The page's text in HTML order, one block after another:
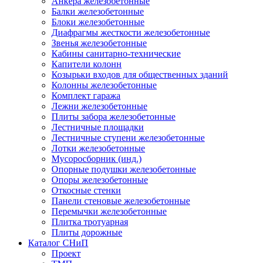
Балки железобетонные
Блоки железобетонные
Диафрагмы жесткости железобетонные
Звенья железобетонные
Кабины санитарно-технические
Капители колонн
Козырьки входов для общественных зданий
Колонны железобетонные
Комплект гаража
Лежни железобетонные
Плиты забора железобетонные
Лестничные площадки
Лестничные ступени железобетонные
Лотки железобетонные
Мусоросборник (инд.)
Опорные подушки железобетонные
Опоры железобетонные
Откосные стенки
Панели стеновые железобетонные
Перемычки железобетонные
Плитка тротуарная
Плиты дорожные
Каталог СНиП
Проект